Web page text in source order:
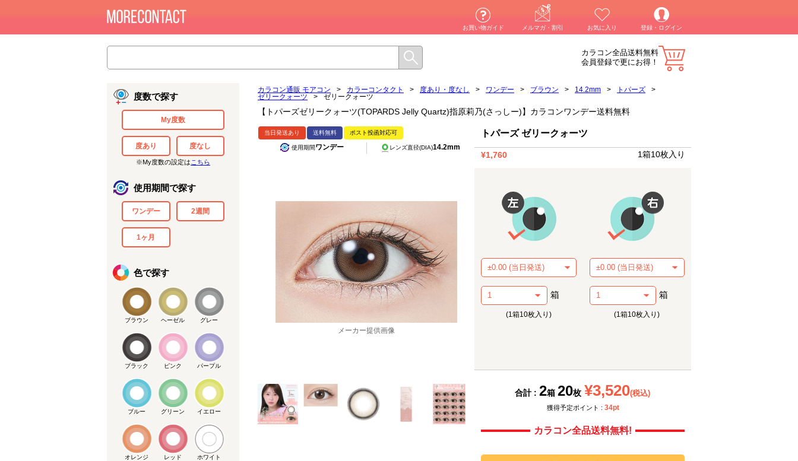
お買い物ガイド メルマガ・割引 お気に入り 登録・ログイン
カラコン全品送料無料
会員登録で更にお得！
度数で探す
My度数
度あり 度なし
※My度数の設定は こちら
使用期間で探す
ワンデー 2週間
1ヶ月
色で探す
ブラウン ヘーゼル グレー
ブラック ピンク パープル
ブルー グリーン イエロー
オレンジ レッド ホワイト
カラコン通販 モアコン > カラーコンタクト > 度あり・度なし > ワンデー > ブラウン > 14.2mm > トパーズ
>
ゼリークォーツ
> ゼリークォーツ
【トパーズゼリークォーツ(TOPARDS Jelly Quartz)指原莉乃(さっしー)】カラコンワンデー送料無料
当日発送あり 送料無料 ポスト投函対応可
使用期間ワンデー レンズ直径(DIA)14.2mm
メーカー提供画像
メーカー提供画像
トパーズ ゼリークォーツ
¥1,760 1箱10枚入り
箱
(1箱10枚入り)
箱
(1箱10枚入り)
合計 : 2箱 20枚 ¥3,520(税込)
獲得予定ポイント : 34pt
カラコン全品送料無料!